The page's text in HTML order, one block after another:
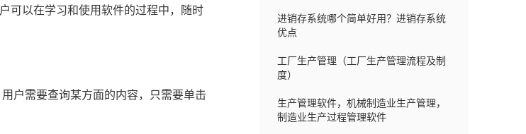
可以在学习和使用软件的过程中，随时
户需要查询某方面的内容，只需要单击
进销存系统哪个简单好用？进销存系统
优点
工厂生产管理（工厂生产管理流程及制
度）
生产管理软件，机械制造业生产管理，
制造业生产过程管理软件